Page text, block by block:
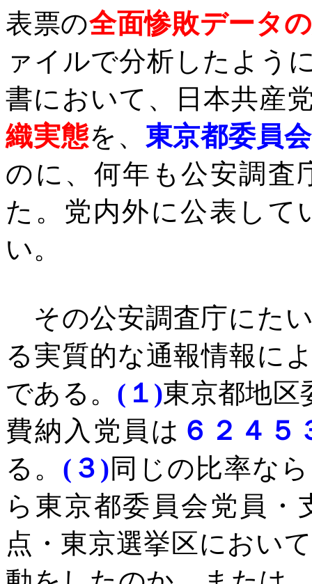
表票の全面惨敗データ
ァイルで分析したよう
書において、日本共産
織実態を、 東京都委員
のに、何年も公安調査
た。党内外に公表して
い。
その公安調査庁にた
る実質的な通報情報に
である。 ( １ )東京都地区
費納入党員は ６２４５
る。 ( ３ )同じの比率な
ら東京都委員会党員
点・東京選挙区におい